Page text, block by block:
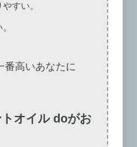
すい。
番高いあなたに
オイル doがお